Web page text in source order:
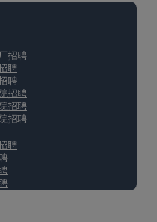
招聘
聘
聘
招聘
招聘
招聘
聘